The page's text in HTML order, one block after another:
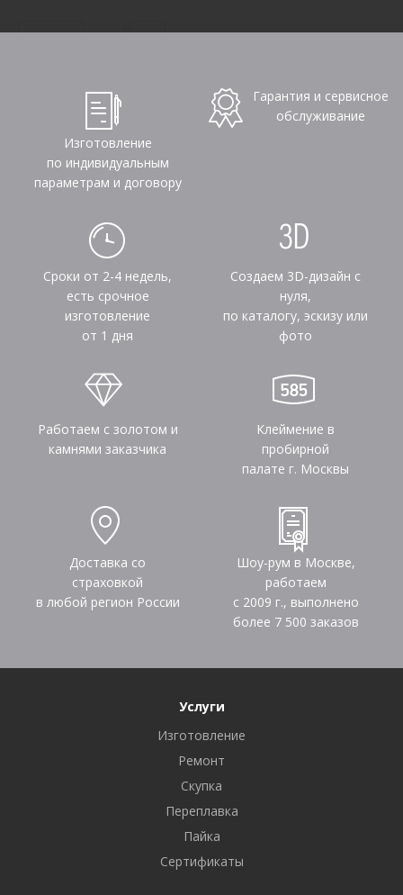
Изготовление
по индивидуальным
параметрам и договору
Гарантия и сервисное
обслуживание
Сроки от 2-4 недель,
есть срочное
изготовление
от 1 дня
Создаем 3D-дизайн с
нуля,
по каталогу, эскизу или
фото
Работаем с золотом и
камнями заказчика
Клеймение в
пробирной
палате г. Москвы
Доставка со
страховкой
в любой регион России
Шоу-рум в Москве,
работаем
с 2009 г., выполнено
более 7 500 заказов
Услуги
Изготовление
Ремонт
Скупка
Переплавка
Пайка
Сертификаты